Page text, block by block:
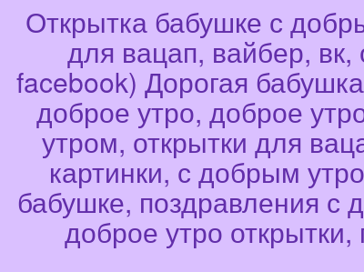
Открытка бабушке с
для вацап, вайбер,
facebook) Дорогая
доброе утро, доброе
утром, открытки для
картинки, с добрым
бабушке, поздравления с
доброе утро